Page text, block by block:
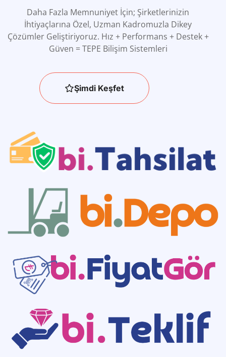
Daha Fazla Memnuniyet İçin; Şirketlerinizin
İhtiyaçlarına Özel, Uzman Kadromuzla Dikey
Çözümler Geliştiriyoruz. Hız + Performans + Destek +
Güven = TEPE Bilişim Sistemleri
Şimdi Keşfet